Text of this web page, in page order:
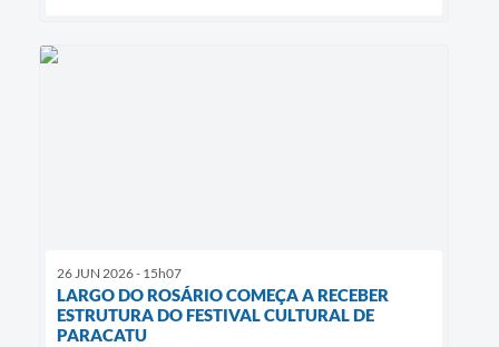
26 JUN 2026 - 15h07
LARGO DO ROSÁRIO COMEÇA A RECEBER
ESTRUTURA DO FESTIVAL CULTURAL DE
PARACATU